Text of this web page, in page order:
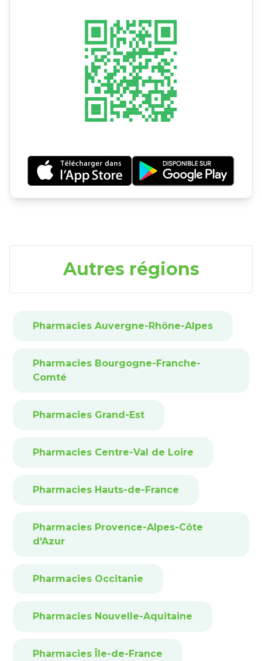
Autres régions
Pharmacies Auvergne-Rhône-Alpes
Pharmacies Bourgogne-Franche-
Comté
Pharmacies Grand-Est
Pharmacies Centre-Val de Loire
Pharmacies Hauts-de-France
Pharmacies Provence-Alpes-Côte
d'Azur
Pharmacies Occitanie
Pharmacies Nouvelle-Aquitaine
Pharmacies Île-de-France